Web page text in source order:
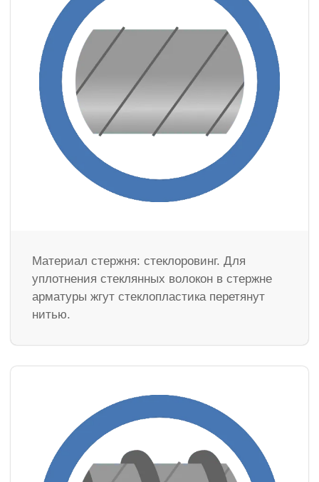
Материал стержня: стеклоровинг. Для
уплотнения стеклянных волокон в стержне
арматуры жгут стеклопластика перетянут
нитью.